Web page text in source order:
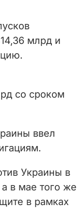
млрд и
со сроком
ввел
Украины в
в мае того же
в рамках